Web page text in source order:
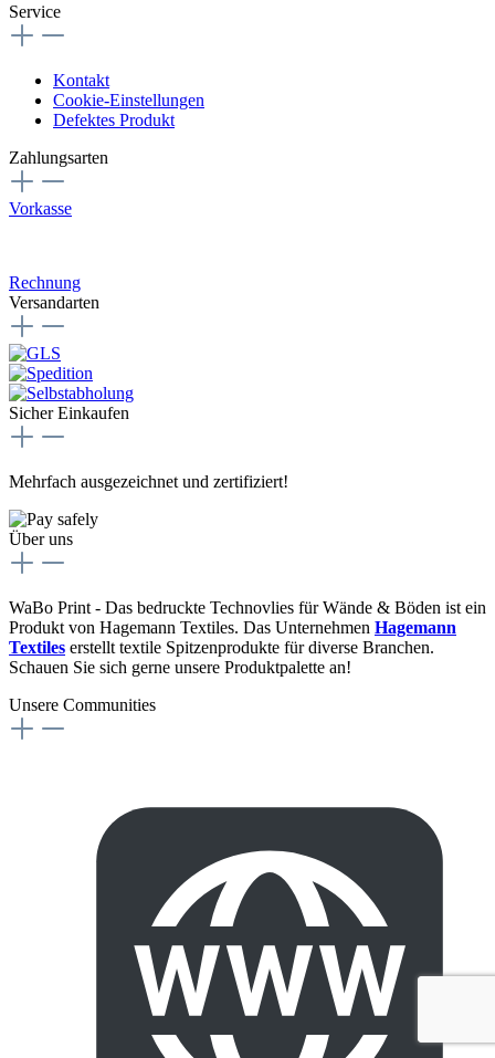
Service
Kontakt
Cookie-Einstellungen
Defektes Produkt
Zahlungsarten
Vorkasse
Rechnung
Versandarten
Sicher Einkaufen
Mehrfach ausgezeichnet und zertifiziert!
Über uns
WaBo Print - Das bedruckte Technovlies für Wände & Böden ist ein
Produkt von Hagemann Textiles. Das Unternehmen Hagemann
Textiles erstellt textile Spitzenprodukte für diverse Branchen.
Schauen Sie sich gerne unsere Produktpalette an!
Unsere Communities